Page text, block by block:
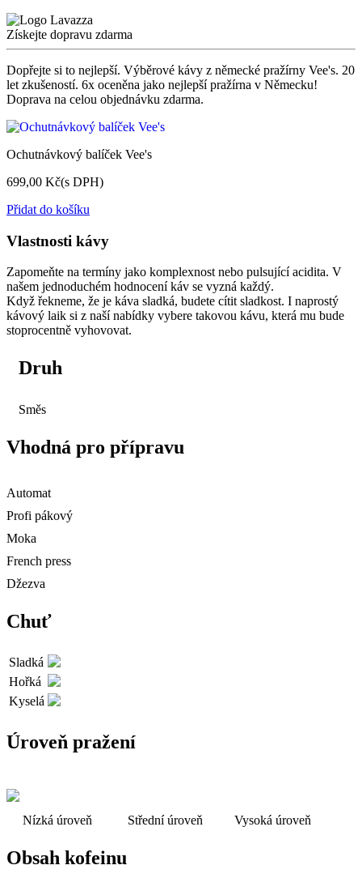
Získejte dopravu zdarma
Dopřejte si to nejlepší. Výběrové kávy z německé pražírny Vee's. 20
let zkušeností. 6x oceněna jako nejlepší pražírna v Německu!
Doprava na celou objednávku zdarma.
Ochutnávkový balíček Vee's
699,00 Kč(s DPH)
Přidat do košíku
Vlastnosti kávy
Zapomeňte na termíny jako komplexnost nebo pulsující acidita. V
našem jednoduchém hodnocení káv se vyzná každý.
Když řekneme, že je káva sladká, budete cítit sladkost. I naprostý
kávový laik si z naší nabídky vybere takovou kávu, která mu bude
stoprocentně vyhovovat.
Druh
Směs
Vhodná pro přípravu
Automat
Profi pákový
Moka
French press
Džezva
Chuť
Sladká
Hořká
Kyselá
Úroveň pražení
Nízká úroveň Střední úroveň Vysoká úroveň
Obsah kofeinu